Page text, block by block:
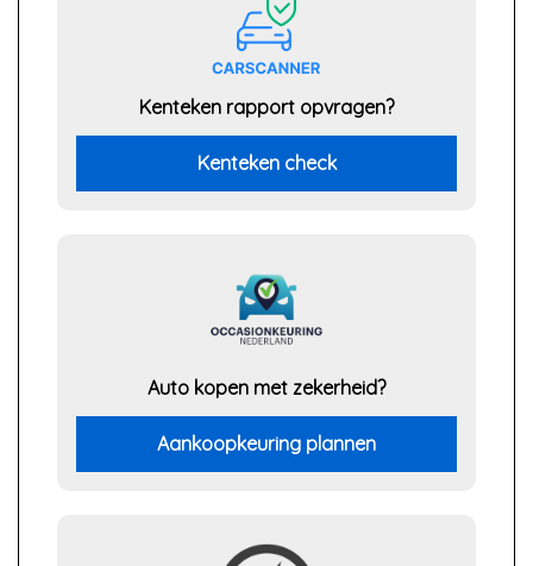
Kenteken rapport opvragen?
Kenteken check
Auto kopen met zekerheid?
Aankoopkeuring plannen